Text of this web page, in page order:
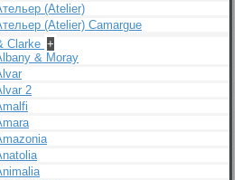
(Atelier)
(Atelier) Camargue
Clarke +
& Moray
2